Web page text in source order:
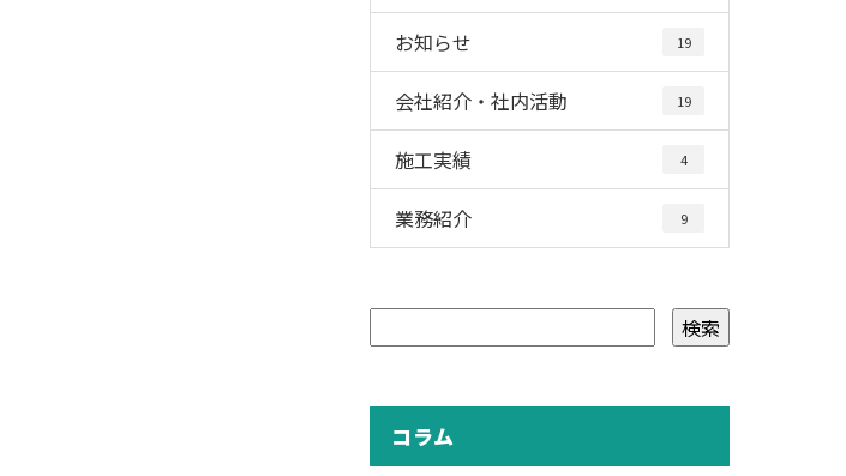
お知らせ 19
会社紹介・社内活動 19
施工実績 4
業務紹介 9
コラム